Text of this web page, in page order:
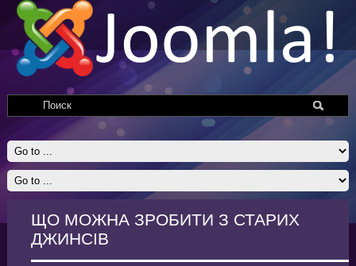
ЩО МОЖНА ЗРОБИТИ З СТАРИХ
ДЖИНСІВ